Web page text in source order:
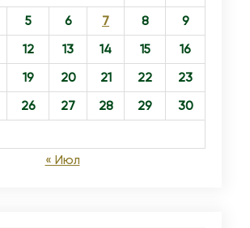
5 6 7 8
9
12 13 14 15
16
19 20 21 22
23
26 27 28 29
30
« Июл